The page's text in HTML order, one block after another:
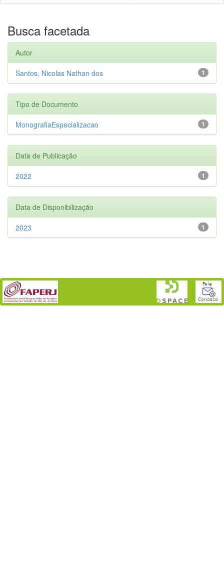
Busca facetada
Autor
1
Santos, Nicolas Nathan dos
Tipo de Documento
1
MonografiaEspecializacao
Data de Publicação
1
2022
Data de Disponibilização
1
2023